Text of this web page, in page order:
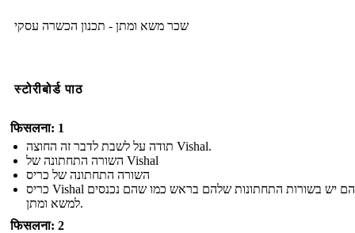
שכר משא ומתן - תכנון הכשרה עסקי
स्टोरीबोर्ड पाठ
फिसलना: 1
תודה על לשבת לדבר זה החוצה Vishal.
השורה התחתונה של Vishal
השורה התחתונה של כריס
כריס Vishal לשניהם יש בשורות התחתונות שלהם בראש כמו שהם נכנסים
למשא ומתן.
फिसलना: 2